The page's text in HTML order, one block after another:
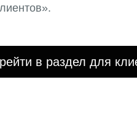
в раздел для